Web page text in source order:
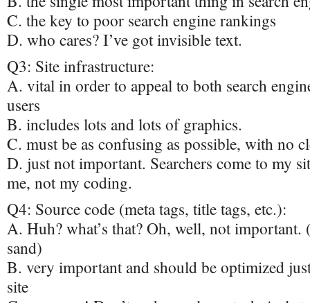
C. the key to poor search engine rankings
D. who cares? I’ve got invisible text.
Q3: Site infrastructure:
A. vital in order to appeal to both search
users
B. includes lots and lots of graphics.
C. must be as confusing as possible, with no
D. just not important. Searchers come to my
me, not my coding.
Q4: Source code (meta tags, title tags, etc.):
A. Huh? what’s that? Oh, well, not important.
sand)
B. very important and should be optimized
site